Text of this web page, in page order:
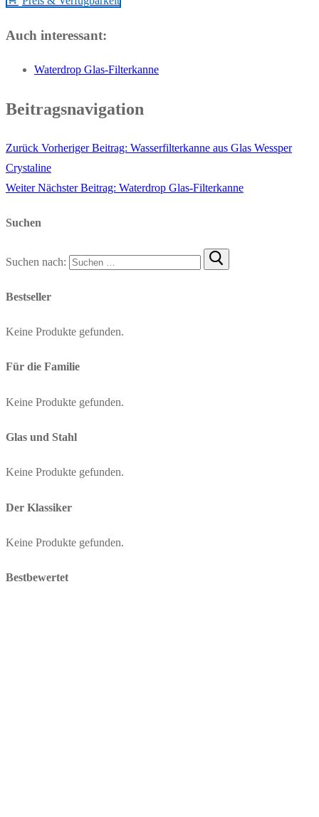
Auch interessant:
Waterdrop Glas-Filterkanne
Beitragsnavigation
Zurück Vorheriger Beitrag: Wasserfilterkanne aus Glas Wessper
Crystaline
Weiter Nächster Beitrag: Waterdrop Glas-Filterkanne
Suchen
Suchen nach:
Bestseller
Keine Produkte gefunden.
Für die Familie
Keine Produkte gefunden.
Glas und Stahl
Keine Produkte gefunden.
Der Klassiker
Keine Produkte gefunden.
Bestbewertet